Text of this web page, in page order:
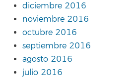
diciembre 2016
noviembre 2016
octubre 2016
septiembre 2016
agosto 2016
julio 2016